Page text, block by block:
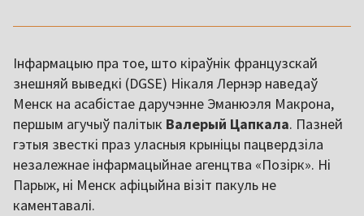
Інфармацыю пра тое, што кіраўнік французскай
знешняй выведкі (DGSE) Нікаля Лернэр наведаў
Менск на асабістае даручэнне Эманюэля Макрона,
першым агучыў палітык Валерый Цапкала. Пазней
гэтыя звесткі праз уласныя крыніцы пацвердзіла
незалежнае інфармацыйнае агенцтва «Позірк». Ні
Парыж, ні Менск афіцыйна візіт пакуль не
каментавалі.